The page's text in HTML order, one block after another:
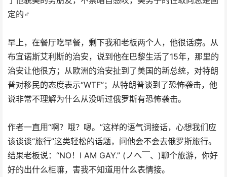
定的♂
早上，在餐厅吃早餐，剩下我和老板两个人，他很话痨。从
布宜诺斯艾利斯的治安，说到他在巴黎生活了15年，那里的
治安让他很方；从欧洲的治安扯到了美国的新总统，对特朗
普对移民的态度表示“WTF”；从特朗普谈到了恐怖袭击，他
说非常不理解为什么从没听过俄罗斯有恐怖袭击。
作者一直用“啊？哦？嗯。”这样的语气词接话，心想我们应
该谈谈“旅行”这类轻松的话题，问他会不会去俄罗斯旅行。
结果老板说：“NO！I AM GAY.” (ノへ￣、)聊个旅游，你好
好的出什么柜嘛，害我不知道用什么表情接。